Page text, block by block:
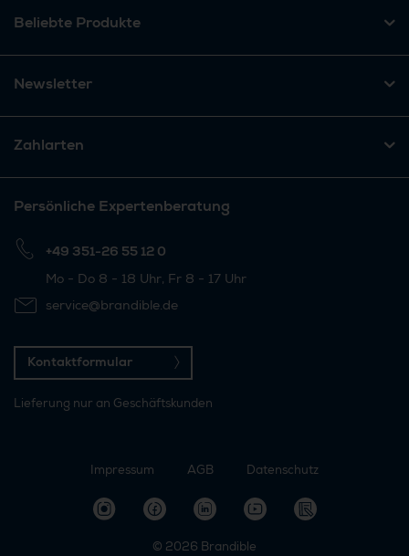
Beliebte Produkte
Newsletter
Zahlarten
Persönliche Expertenberatung
+49 351-26 55 12 0
Mo - Do 8 - 18 Uhr, Fr 8 - 17 Uhr
service@brandible.de
Kontaktformular
Lieferung nur an Geschäftskunden
Impressum AGB Datenschutz
© 2026 Brandible